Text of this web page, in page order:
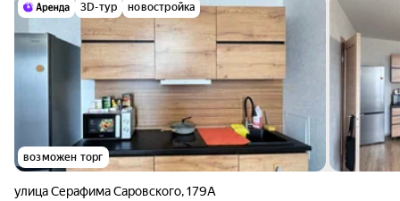
3D-тур новостройка
возможен торг
улица Серафима Саровского,179А